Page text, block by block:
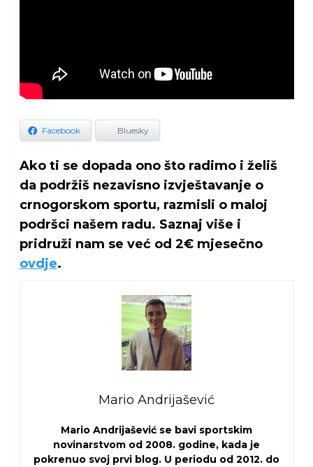
Facebook Bluesky
Ako ti se dopada ono što radimo i želiš
da podržiš nezavisno izvještavanje o
crnogorskom sportu, razmisli o maloj
podršci našem radu. Saznaj više i
pridruži nam se već od 2€ mjesečno
ovdje.
Mario Andrijašević
Mario Andrijašević se bavi sportskim
novinarstvom od 2008. godine, kada je
pokrenuo svoj prvi blog. U periodu od 2012. do